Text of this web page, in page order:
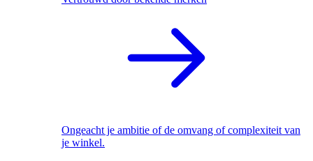
Ongeacht je ambitie of de omvang of complexiteit van
je winkel.